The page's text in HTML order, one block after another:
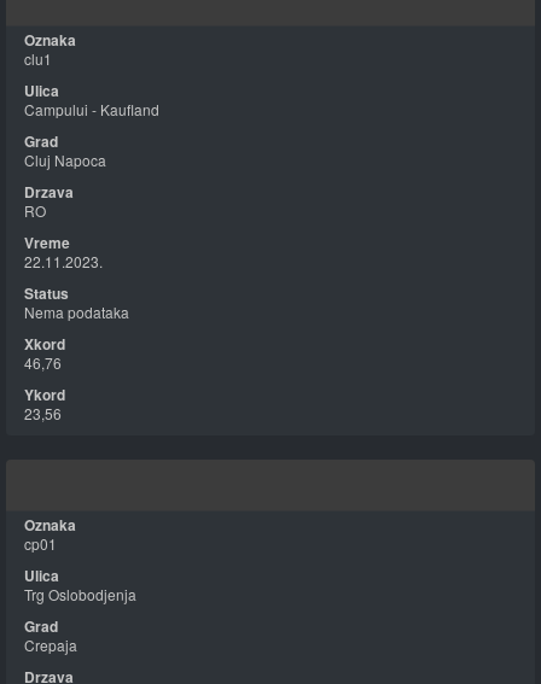
clu1
Campului - Kaufland
Cluj Napoca
RO
22.11.2023.
Nema podataka
46,76
23,56
cp01
Trg Oslobodjenja
Crepaja